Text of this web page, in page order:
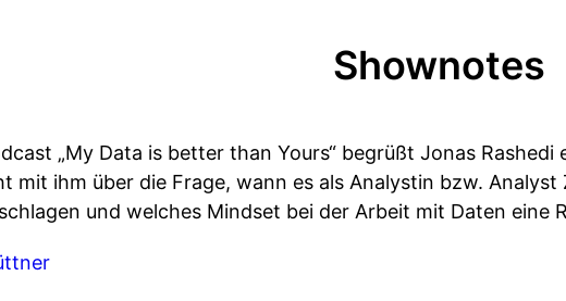
Shownotes
„My Data is better than Yours“ begrüßt Jonas
mit ihm über die Frage, wann es als Analystin bzw. Analyst
und welches Mindset bei der Arbeit mit Daten eine